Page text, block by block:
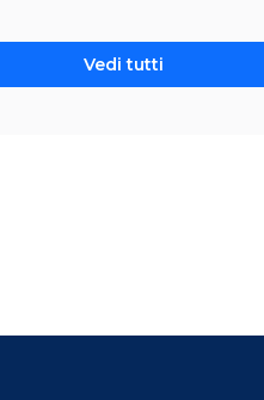
Vedi tutti